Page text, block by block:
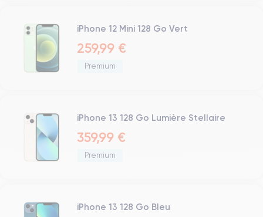
iPhone 12 Mini 128 Go Vert
259,99 €
Premium
iPhone 13 128 Go Lumière Stellaire
359,99 €
Premium
iPhone 13 128 Go Bleu